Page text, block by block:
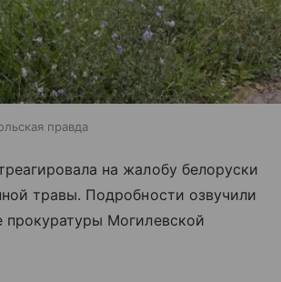
правда
на жалобу белоруски
травы. Подробности озвучили
прокуратуры Могилевской